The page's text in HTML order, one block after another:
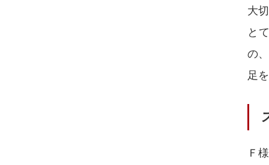
大
と
の
足
Ｆ